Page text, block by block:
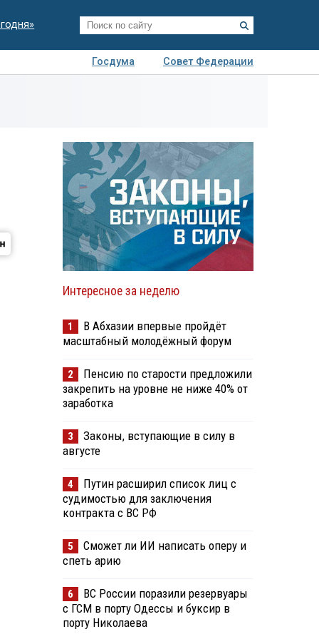
Госдума
Совет Федерации
Интересное за неделю
1
В Абхазии впервые пройдёт
масштабный молодёжный форум
2
Пенсию по старости предложили
закрепить на уровне не ниже 40% от
заработка
3
Законы, вступающие в силу в
августе
4
Путин расширил список лиц с
судимостью для заключения
контракта с ВС РФ
5
Сможет ли ИИ написать оперу и
спеть арию
6
ВС России поразили резервуары
с ГСМ в порту Одессы и буксир в
порту Николаева